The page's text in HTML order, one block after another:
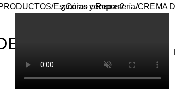
¿Cómo comprar?
Esencias y Repostería CREMA
MANÍ 250 GR.